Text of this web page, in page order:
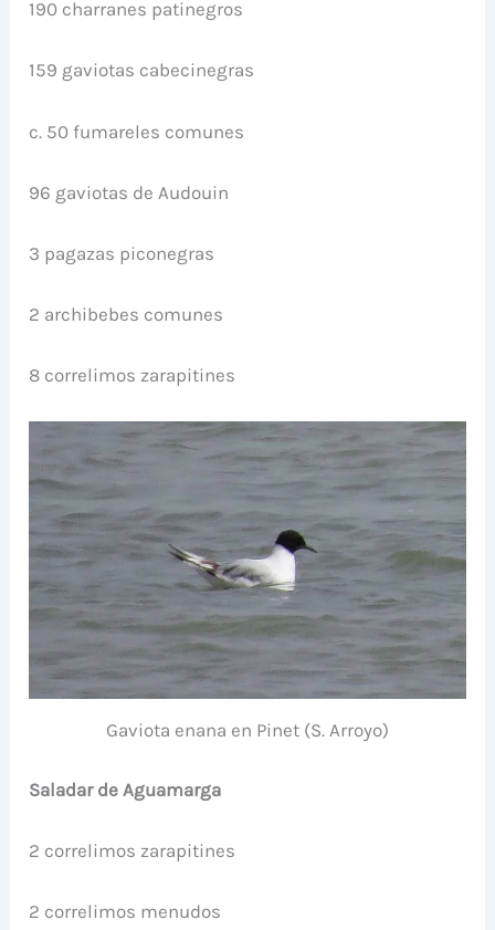
190 charranes patinegros
159 gaviotas cabecinegras
c. 50 fumareles comunes
96 gaviotas de Audouin
3 pagazas piconegras
2 archibebes comunes
8 correlimos zarapitines
Gaviota enana en Pinet (S. Arroyo)
Saladar de Aguamarga
2 correlimos zarapitines
2 correlimos menudos